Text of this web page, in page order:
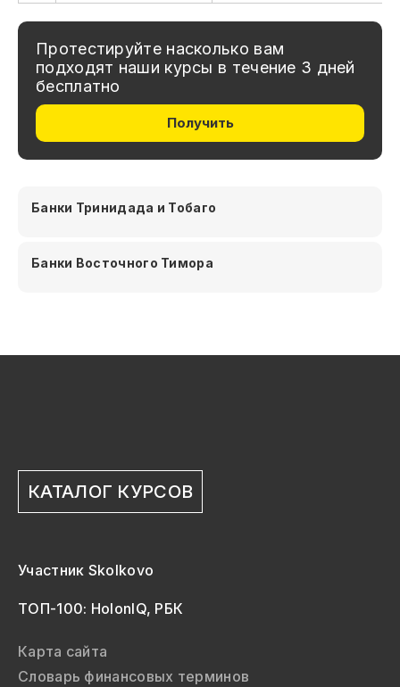
Протестируйте насколько вам
подходят наши курсы в течение 3 дней
бесплатно
Получить
Банки Тринидада и Тобаго
Банки Восточного Тимора
КАТАЛОГ КУРСОВ
Участник Skolkovo
ТОП-100: HolonIQ, РБК
Карта сайта
Словарь финансовых терминов